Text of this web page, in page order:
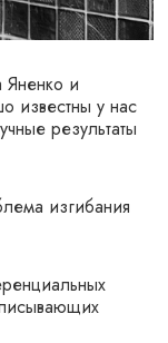
и
известны у нас
результаты
изгибания